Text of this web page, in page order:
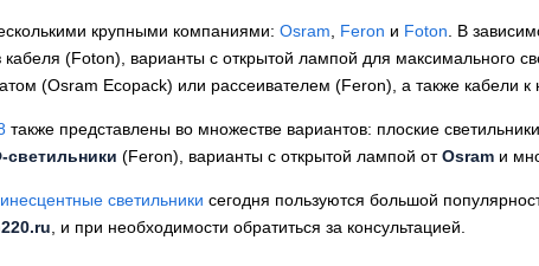
крупными компаниями: Osram Feron и Foton . В
(Foton), варианты с открытой лампой для максимального
(Osram Ecopack) или рассеивателем (Feron), а также кабели к
также представлены во множестве вариантов: плоские
(Feron), варианты с открытой лампой отOsram и
светильники сегодня пользуются большой
, и при необходимости обратиться за консультацией.